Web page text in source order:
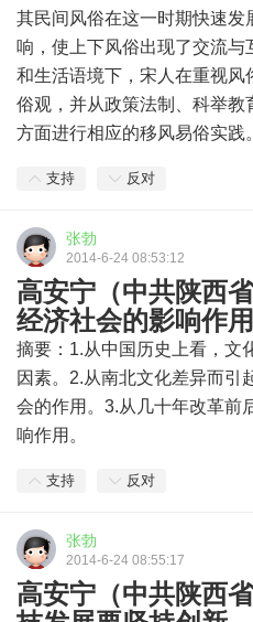
其民间风俗在这一时期快速
响，使上下风俗出现了交流
和生活语境下，宋人在重视
俗观，并从政策法制、科举
方面进行相应的移风易俗实践。
支持 反对
张勃
2014-6-24 08:53:12
高安宁（中共陕西
经济社会的影响作用
摘要：1.从中国历史上看，文
因素。2.从南北文化差异而引
会的作用。3.从几十年改革前
响作用。
支持 反对
张勃
2014-6-24 08:55:17
高安宁（中共陕西